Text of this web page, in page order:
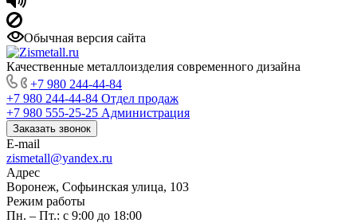
Обычная версия сайта
Качественные металлоизделия современного дизайна
+7 980 244-44-84
+7 980 244-44-84 Отдел продаж
+7 980 555-25-25 Администрация
Заказать звонок
E-mail
zismetall@yandex.ru
Адрес
Воронеж, Софьинская улица, 103
Режим работы
Пн. – Пт.: с 9:00 до 18:00